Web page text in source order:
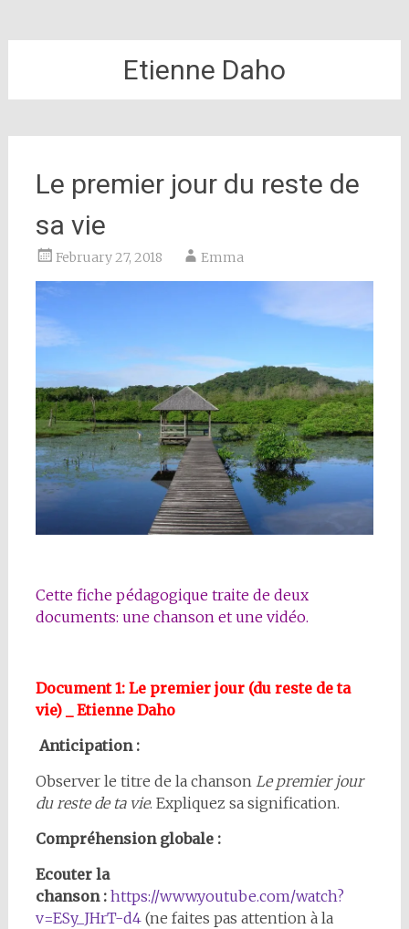
Etienne Daho
Le premier jour du reste de
sa vie
February 27, 2018 Emma
Cette fiche pédagogique traite de deux
documents: une chanson et une vidéo.
Document 1: Le premier jour (du reste de ta
vie) _ Etienne Daho
Anticipation :
Observer le titre de la chanson Le premier jour
du reste de ta vie. Expliquez sa signification.
Compréhension globale :
Ecouter la
chanson : https://www.youtube.com/watch?
v=ESy_JHrT-d4(ne faites pas attention à la